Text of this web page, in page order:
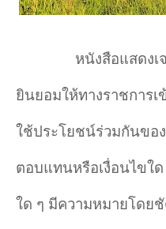
หนังสือแสดงเ
ยินยอมให้ทางราชการเ
ใช้ประโยชน์ร่วมกันขอ
ตอบแทนหรือเงื่อนไขใ
ใด ๆ มีความหมายโดย